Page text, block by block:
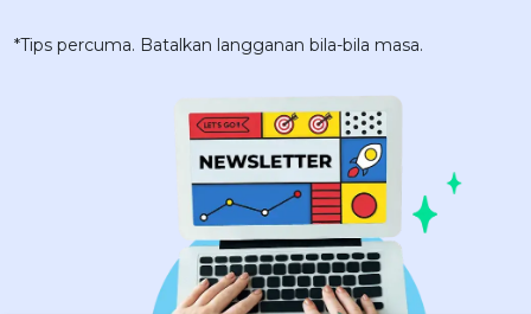
*Tips percuma. Batalkan langganan bila-bila masa.